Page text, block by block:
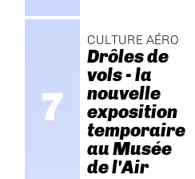
CULTURE AÉRO
Drôles de
vols - la
nouvelle
exposition
temporaire
au Musée
de l'Air